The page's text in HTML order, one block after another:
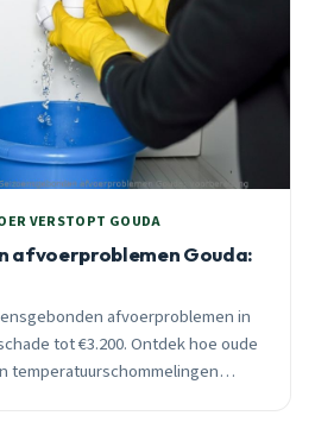
VERSTOPT GOUDA
afvoerproblemen Gouda:
afvoerproblemen in
tot €3.200. Ontdek hoe oude
temperatuurschommelingen